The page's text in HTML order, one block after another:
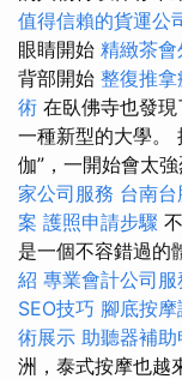
值得信賴的貨運公
眼睛開始 精緻茶
背部開始 整復推拿
術 在臥佛寺也發
一種新型的大學。
伽”，一開始會太
家公司服務 台南
案 護照申請步驟
是一個不容錯過的
紹 專業會計公司服
SEO技巧 腳底按
術展示 助聽器補
洲，泰式按摩也越